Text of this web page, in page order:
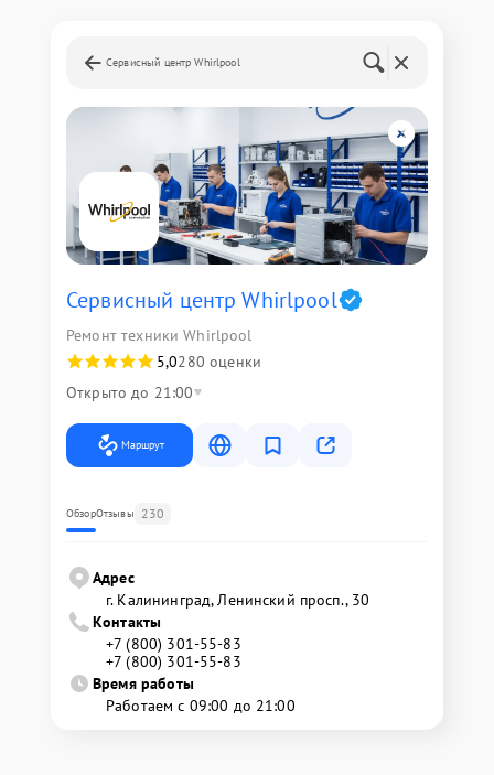
Сервисный центр Whirlpool
Сервисный центр Whirlpool
Ремонт техники Whirlpool
5,0280 оценки
Открыто до 21:00
Маршрут
ОбзорОтзывы 230
Адрес
г. Калининград, Ленинский просп., 30
Контакты
+7 (800) 301-55-83
+7 (800) 301-55-83
Время работы
Работаем с 09:00 до 21:00